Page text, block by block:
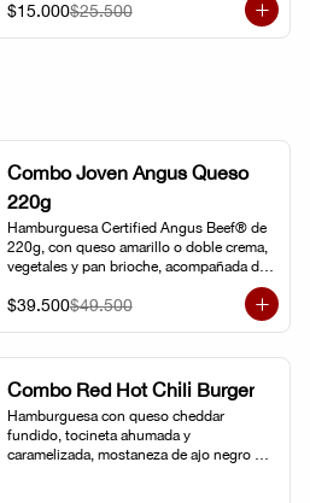
$15.000$25.500
Combo Joven Angus Queso
220g
Hamburguesa Certified Angus Beef® de
220g, con queso amarillo o doble crema,
vegetales y pan brioche, acompañada de
papa chip o papa francesa y gaseosa o
limonada natural.
$39.500$49.500
Combo Red Hot Chili Burger
Hamburguesa con queso cheddar
fundido, tocineta ahumada y
caramelizada, mostaneza de ajo negro y